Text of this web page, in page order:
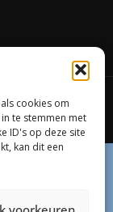
cookies om
te stemmen met
ID's op deze site
kan dit een